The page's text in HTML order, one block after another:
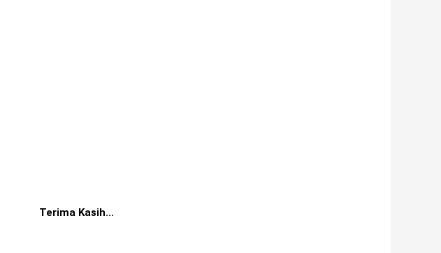
Terima Kasih...